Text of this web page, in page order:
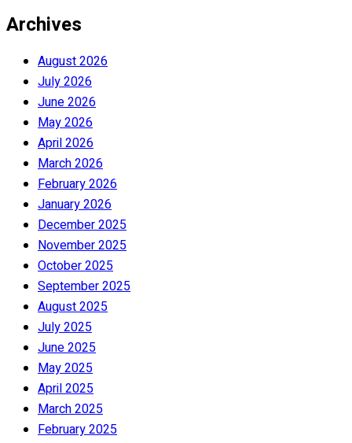
Archives
August 2026
July 2026
June 2026
May 2026
April 2026
March 2026
February 2026
January 2026
December 2025
November 2025
October 2025
September 2025
August 2025
July 2025
June 2025
May 2025
April 2025
March 2025
February 2025